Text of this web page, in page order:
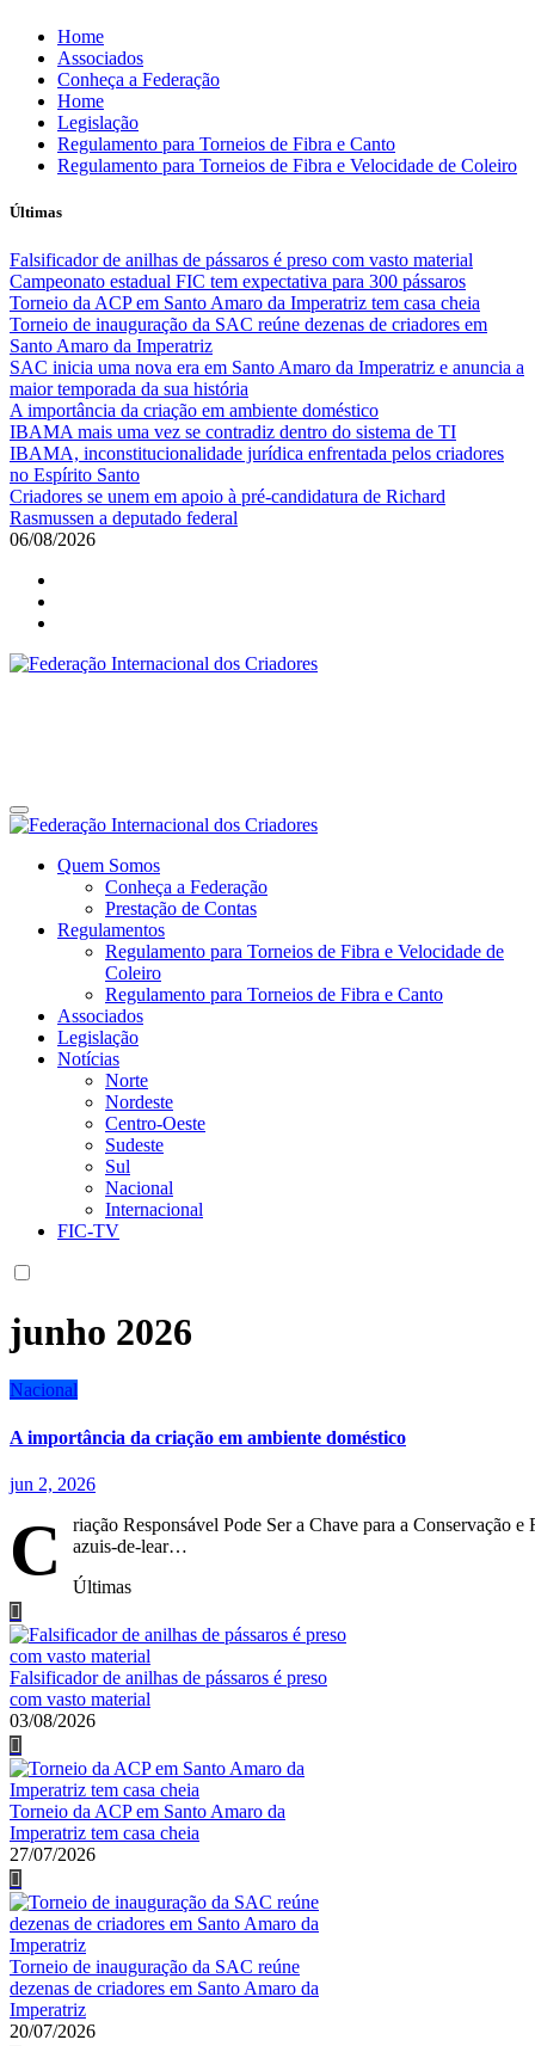
Skip
content
Home
Associados
Conheça a Federação
Home
Legislação
Regulamento para Torneios de Fibra e Canto
Regulamento para Torneios de Fibra e Velocidade de Coleiro
Últimas
Falsificador de anilhas de pássaros é preso com vasto material
Campeonato estadual FIC tem expectativa para 300 pássaros
Torneio da ACP em Santo Amaro da Imperatriz tem casa cheia
Torneio de inauguração da SAC reúne dezenas de criadores em
Santo Amaro da Imperatriz
SAC inicia uma nova era em Santo Amaro da Imperatriz e anuncia a
maior temporada da sua história
A importância da criação em ambiente doméstico
IBAMA mais uma vez se contradiz dentro do sistema de TI
IBAMA, inconstitucionalidade jurídica enfrentada pelos criadores
no Espírito Santo
Criadores se unem em apoio à pré-candidatura de Richard
Rasmussen a deputado federal
06/08/2026
Site da Federação Internacional dos Criadores de Pássaros
Quem Somos
Conheça a Federação
Prestação de Contas
Regulamentos
Regulamento para Torneios de Fibra e Velocidade de
Coleiro
Regulamento para Torneios de Fibra e Canto
Associados
Legislação
Notícias
Norte
Nordeste
Centro-Oeste
Sudeste
Sul
Nacional
Internacional
FIC-TV
junho 2026
Nacional
A importância da criação em ambiente doméstico
jun 2, 2026
C
riação Responsável Pode Ser a Chave para a Conservação
azuis-de-lear…
Últimas
Falsificador de anilhas de pássaros é preso
com vasto material
03/08/2026
Torneio da ACP em Santo Amaro da
Imperatriz tem casa cheia
27/07/2026
Torneio de inauguração da SAC reúne
dezenas de criadores em Santo Amaro da
Imperatriz
20/07/2026